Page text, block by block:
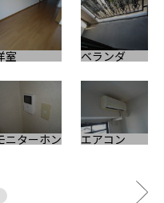
室 ベランダ
ニターホン エアコン